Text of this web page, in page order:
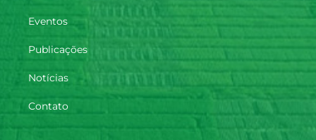
Eventos
Publicações
Notícias
Contato